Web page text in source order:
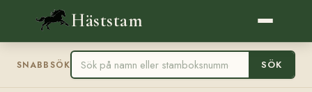
Häststam
SNABBSÖK SÖK